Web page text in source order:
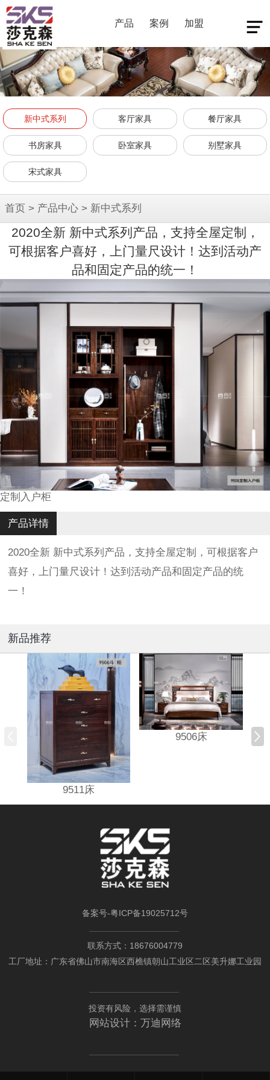
产品 案例 加盟
新中式系列 客厅家具 餐厅家具
书房家具 卧室家具 别墅家具
宋式家具
首页> 产品中心> 新中式系列
2020全新 新中式系列产品，支持全屋定制，
可根据客户喜好，上门量尺设计！达到活动产
品和固定产品的统一！
定制入户柜
产品详情
2020全新 新中式系列产品，支持全屋定制，可根据客户
喜好，上门量尺设计！达到活动产品和固定产品的统
一！
新品推荐
9511床
9506床
备案号-粤ICP备19025712号
联系方式：18676004779
工厂地址：广东省佛山市南海区西樵镇朝山工业区二区美升娜工业园
投资有风险，选择需谨慎
网站设计： 万迪网络